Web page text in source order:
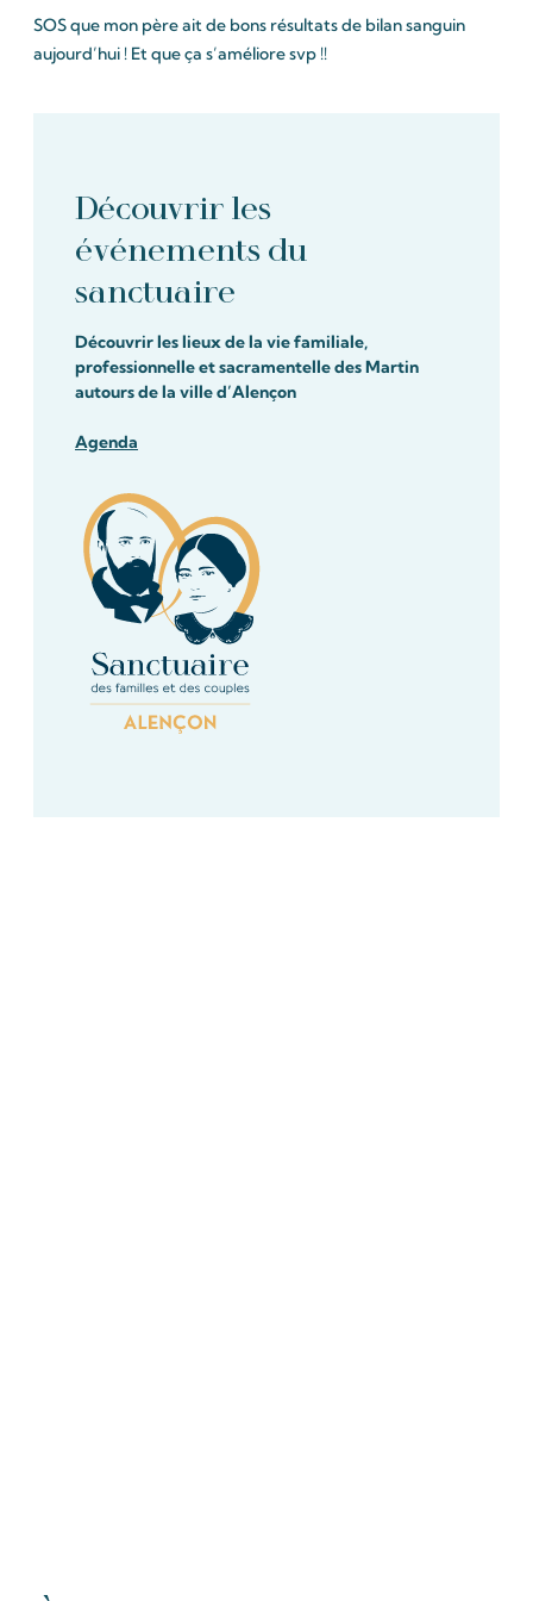
SOS que mon père ait de bons résultats de bilan sanguin
aujourd’hui ! Et que ça s’améliore svp !!
Découvrir les
événements du
sanctuaire
Découvrir les lieux de la vie familiale,
professionnelle et sacramentelle des Martin
autours de la ville d’Alençon
Agenda